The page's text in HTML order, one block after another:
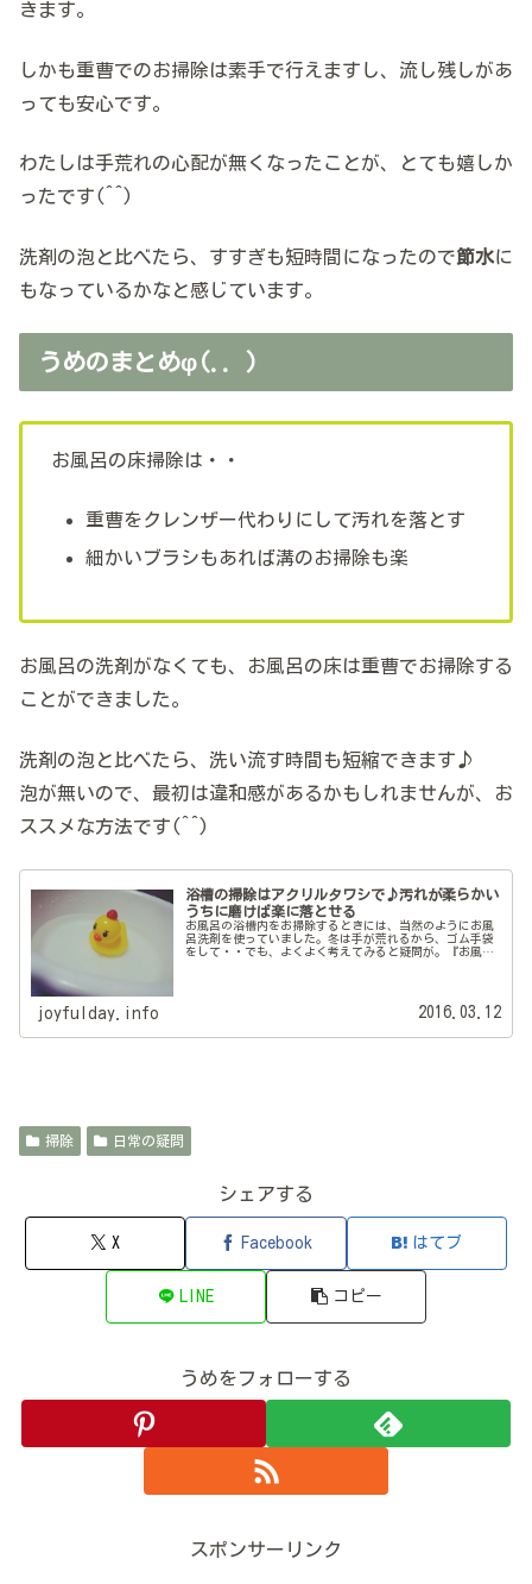
きます。
しかも重曹でのお掃除は素手で行えますし、流し残しがあ
っても安心です。
わたしは手荒れの心配が無くなったことが、とても嬉しか
ったです(^^)
洗剤の泡と比べたら、すすぎも短時間になったので節水に
もなっているかなと感じています。
うめのまとめφ(.. )
お風呂の床掃除は・・
重曹をクレンザー代わりにして汚れを落とす
細かいブラシもあれば溝のお掃除も楽
お風呂の洗剤がなくても、お風呂の床は重曹でお掃除する
ことができました。
洗剤の泡と比べたら、洗い流す時間も短縮できます♪
泡が無いので、最初は違和感があるかもしれませんが、お
ススメな方法です(^^)
浴槽の掃除はアクリルタワシで♪汚れが柔らかい
うちに磨けば楽に落とせる
お風呂の浴槽内をお掃除するときには、当然のようにお風
呂洗剤を使っていました。冬は手が荒れるから、ゴム手袋
をして・・でも、よくよく考えてみると疑問が。『お風呂
joyfulday.info 2016.03.12
掃除 日常の疑問
シェアする
X Facebook はてブ
LINE コピー
うめをフォローする
スポンサーリンク